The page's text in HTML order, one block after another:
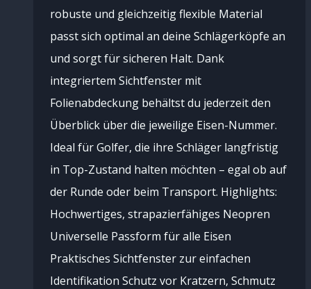
robuste und gleichzeitig flexible Material
passt sich optimal an deine Schlägerköpfe an
und sorgt für sicheren Halt. Dank
integriertem Sichtfenster mit
Folienabdeckung behältst du jederzeit den
Überblick über die jeweilige Eisen-Nummer.
Ideal für Golfer, die ihre Schläger langfristig
in Top-Zustand halten möchten – egal ob auf
der Runde oder beim Transport. Highlights:
Hochwertiges, strapazierfähiges Neopren
Universelle Passform für alle Eisen
Praktisches Sichtfenster zur einfachen
Identifikation Schutz vor Kratzern, Schmutz